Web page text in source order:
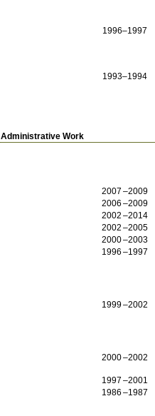
1996–1997
1993–1994
Administrative Work
2007
2009
2006
2009
2002
2014
2002
2005
2000
2003
1996
1997
1999
2002
2000
2002
1997
2001
1986
1987